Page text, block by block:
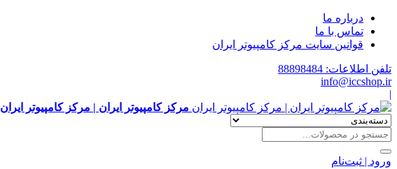
درباره ما
تماس با ما
قوانین سایت مرکز کامپیوتر ایران
تلفن اطلاعات: 88898484
info@iccshop.ir
|
مرکز کامپیوتر ایران | مرکز کامپیوتر ایران
ورود | ثبت‌نام